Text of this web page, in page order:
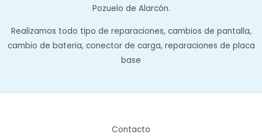
Pozuelo de Alarcón.
Realizamos todo tipo de reparaciones, cambios de pantalla,
cambio de bateria, conector de carga, reparaciones de placa
base
Contacto